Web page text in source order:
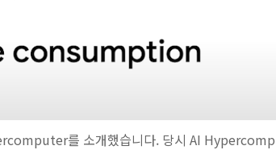
를 소개했습니다. 당시 AI